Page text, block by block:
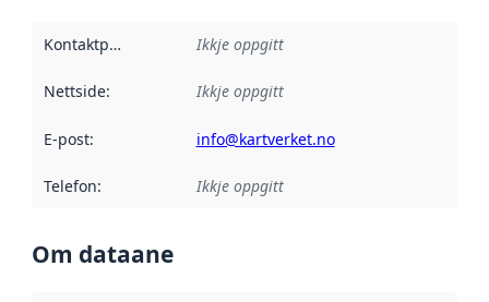
Kontaktpunkt Ikkje oppgitt
Nettside: Ikkje oppgitt
E-post: info@kartverket.no
Telefon: Ikkje oppgitt
Om dataane